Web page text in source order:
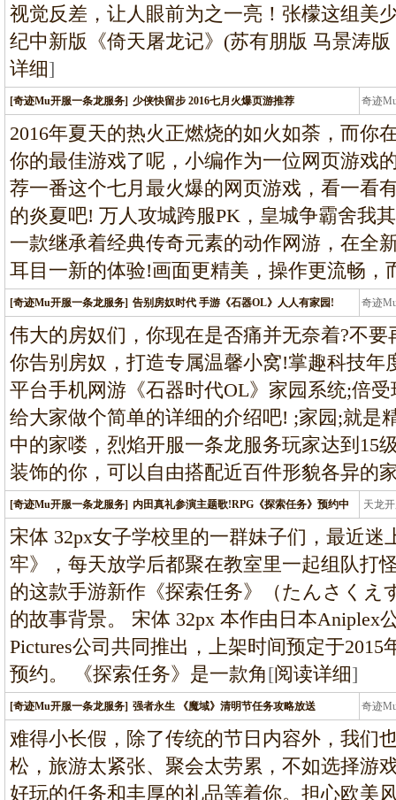
视觉反差，让人眼前为之一亮！张檬这组美
纪中新版《倚天屠龙记》(苏有朋版 马景涛
详细]
[奇迹Mu开服一条龙服务] 少侠快留步 2016七月火爆页游推荐 奇迹
条
2016年夏天的热火正燃烧的如火如荼，而你
你的最佳游戏了呢，小编作为一位网页游戏
荐一番这个七月最火爆的网页游戏，看一看
的炎夏吧! 万人攻城跨服PK，皇城争霸舍我
一款继承着经典传奇元素的动作网游，在全
耳目一新的体验!画面更精美，操作更流畅，
[奇迹Mu开服一条龙服务] 告别房奴时代 手游《石器OL》人人有家园! 奇迹
条
伟大的房奴们，你现在是否痛并无奈着?不
你告别房奴，打造专属温馨小窝!掌趣科技年
平台手机网游《石器时代OL》家园系统;倍
给大家做个简单的详细的介绍吧! ;家园;就是
中的家喽，烈焰开服一条龙服务玩家达到15
装饰的你，可以自由搭配近百件形貌各异的
[奇迹Mu开服一条龙服务] 内田真礼参演主题歌!RPG《探索任务》预约中 天龙
龙
宋体 32px女子学校里的一群妹子们，最近迷
牢》，每天放学后都聚在教室里一起组队打
的这款手游新作《探索任务》（たんさくえ
的故事背景。 宋体 32px 本作由日本Aniplex
Pictures公司共同推出，上架时间预定于
预约。 《探索任务》是一款角[阅读详细]
[奇迹Mu开服一条龙服务] 强者永生 《魔域》清明节任务攻略放送 奇迹
条
难得小长假，除了传统的节日内容外，我们
松，旅游太紧张、聚会太劳累，不如选择游
好玩的任务和丰厚的礼品等着你。担心欧美